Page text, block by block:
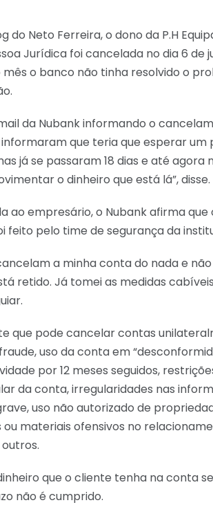
do Neto Ferreira, o dono da P.H
Jurídica foi cancelada no dia 6 de
mês o banco não tinha resolvido o
da Nubank informando o
que teria que esperar um
já se passaram 18 dias e até agora
o dinheiro que está lá”, disse.
ao empresário, o Nubank afirma
feito pelo time de segurança da
a minha conta do nada e
retido. Já tomei as medidas
que pode cancelar contas
uso da conta em
por 12 meses seguidos,
da conta, irregularidades nas
uso não autorizado de
materiais ofensivos no
que o cliente tenha na conta
não é cumprido.